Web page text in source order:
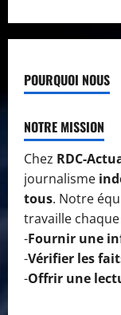
POURQUOI NOUS
NOTRE MISSION
Chez RDC-
journalisme
tous. Notre
travaille
-Fournir une
-Vérifier les
-Offrir une